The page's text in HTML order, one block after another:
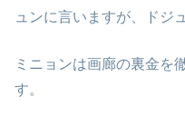
ュンに言いますが、ドジ
ミニョンは画廊の裏金を
す。